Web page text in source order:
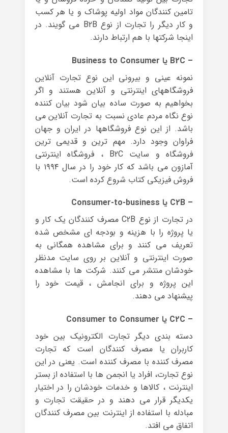
تامین کنندگان مواد اولیه پوشاک و یا هر کسب
و کار دیگر را تجارت از نوع B2B می گویند. در
اینجا شرکتها با هم ارتباط دارند.
– B2C یا Business to Consumer
نمونه عینی و بیرونی این نوع تجارت آنلاین
فروشگاههای اینترنتی و آنلاین هستند و اگر
بخواهیم به صورت ساده بیان شود بیان کننده
نوع نگاه مردم عادی نسبت به تجارت آنلاین می
باشد. از این نوع فروشگاهها در ایران و جهان
فراوان وجود دارد. مهم ترین و قدیمی ترین
فروشگاه و سایت B2C ، فروشگاه اینترنتی
آمازون می باشد که کار خود را در سال ۱۹۹۴ با
فروش فیزیکی کتاب شروع کرده است.
– C2B یا Consumer-to-business
در تجارت از نوع C2B مصرف کنندگان یک کار و
یا پروژه را با هزینه و بودجه ای مشخص شده
تعریف می کنند و برای مشاهده همگانی به
صورت اینترنتی و آنلاین بر روی سایت مدنظر
خودشان منتشر می کنند. شرکت ها با مشاهده
این پروژه و برای انجامش ، قیمت خود را
پیشنهاد می دهند.
– C2C یا Consumer to Consumer
دسته بندی دیگر تجارت الکترونیک بین خود
کاربران یا مصرف کنندگان است که تجارت
مصرف کننده با مصرف کننده است. یعنی در این
نوع تجارت، افراد یا انجمن ها با استفاده از بستر
اینترنت ، کالاها و خدمات خودشان را در اختیار
یکدیگر قرار می دهند و در حقیقت تجارت و
مبادله با استفاده از اینترنت بین مصرف کنندگان
اتفاق می افتد.